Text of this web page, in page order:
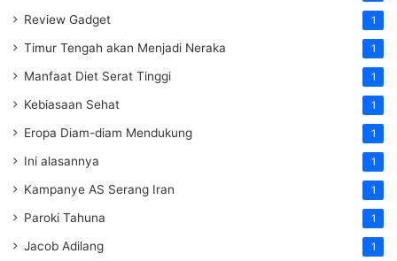
Review Gadget 1
Timur Tengah akan Menjadi Neraka 1
Manfaat Diet Serat Tinggi 1
Kebiasaan Sehat 1
Eropa Diam-diam Mendukung 1
Ini alasannya 1
Kampanye AS Serang Iran 1
Paroki Tahuna 1
Jacob Adilang 1